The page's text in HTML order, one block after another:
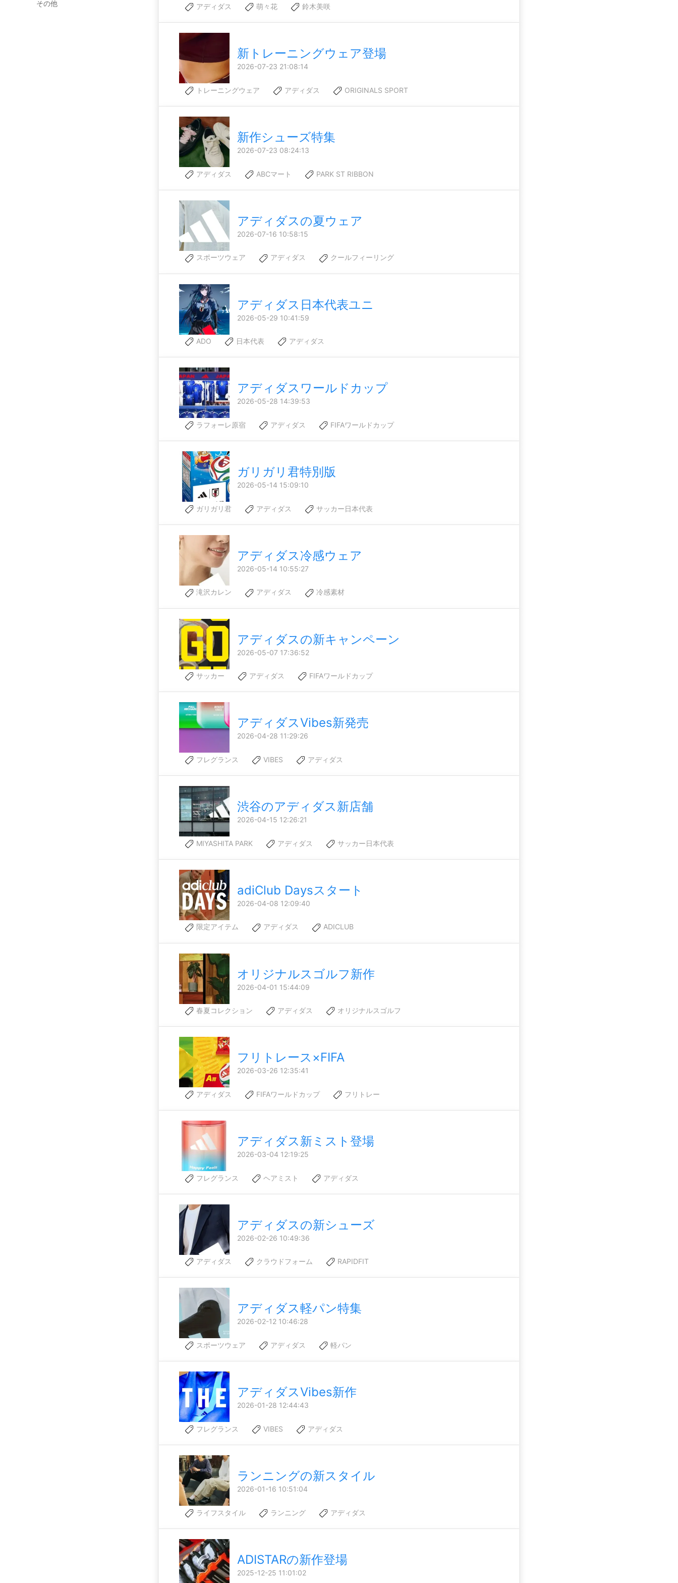
その他 アディダス 萌々花 鈴木美咲
新トレーニングウェア登場
2026-07-23 21:08:14
トレーニングウェア アディダス ORIGINALS SPORT
新作シューズ特集
2026-07-23 08:24:13
アディダス ABCマート PARK ST RIBBON
アディダスの夏ウェア
2026-07-16 10:58:15
スポーツウェア アディダス クールフィーリング
アディダス日本代表ユニ
2026-05-29 10:41:59
ADO 日本代表 アディダス
アディダスワールドカップ
2026-05-28 14:39:53
ラフォーレ原宿 アディダス FIFAワールドカップ
ガリガリ君特別版
2026-05-14 15:09:10
ガリガリ君 アディダス サッカー日本代表
アディダス冷感ウェア
2026-05-14 10:55:27
滝沢カレン アディダス 冷感素材
アディダスの新キャンペーン
2026-05-07 17:36:52
サッカー アディダス FIFAワールドカップ
アディダスVibes新発売
2026-04-28 11:29:26
フレグランス VIBES アディダス
渋谷のアディダス新店舗
2026-04-15 12:26:21
MIYASHITA PARK アディダス サッカー日本代表
adiClub Daysスタート
2026-04-08 12:09:40
限定アイテム アディダス ADICLUB
オリジナルスゴルフ新作
2026-04-01 15:44:09
春夏コレクション アディダス オリジナルスゴルフ
フリトレース×FIFA
2026-03-26 12:35:41
アディダス FIFAワールドカップ フリトレー
アディダス新ミスト登場
2026-03-04 12:19:25
フレグランス ヘアミスト アディダス
アディダスの新シューズ
2026-02-26 10:49:36
アディダス クラウドフォーム RAPIDFIT
アディダス軽パン特集
2026-02-12 10:46:28
スポーツウェア アディダス 軽パン
アディダスVibes新作
2026-01-28 12:44:43
フレグランス VIBES アディダス
ランニングの新スタイル
2026-01-16 10:51:04
ライフスタイル ランニング アディダス
ADISTARの新作登場
2025-12-25 11:01:02